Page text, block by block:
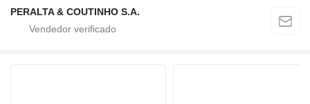
PERALTA & COUTINHO S.A.